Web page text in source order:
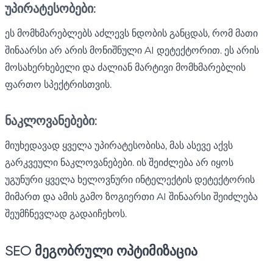
უპირატესობები:
ეს მომხმარებლებს აძლევს ნდობის განცდას, რომ მათი
შინაარსი არ არის მონიშნული AI დეტექტორით. ეს არის
მოსახერხებელი და ძალიან მარტივი მომხმარებლის
ფართო სპექტრისთვის.
ნაკლოვანებები:
მიუხედავად ყველა უპირატესობისა, მას ასევე აქვს
გარკვეული ნაკლოვანებები. ის შეიძლება არ იყოს
უგუნური ყველა ხელოვნური ინტელექტის დეტექტორის
მიმართ და ამის გამო ზოგიერთი AI შინაარსი შეიძლება
შეუმჩნევლად გადაიჩეხოს.
SEO მეგობრული ოპტიმიზაცია